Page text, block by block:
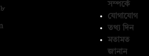
সম্পর্কে
যোগাযোগ
তথ্য দিন
মতামত
জানান